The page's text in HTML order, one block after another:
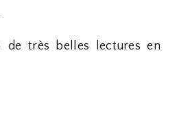
de très belles lectures en